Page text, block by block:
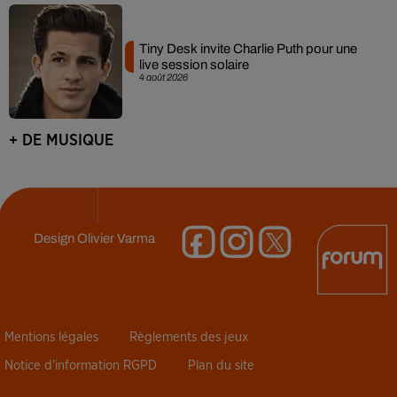
4 août 2026
Tiny Desk invite Charlie Puth pour une
live session solaire
+ DE MUSIQUE
DesignOlivier Varma
Mentions légales Règlements des jeux
Notice d’information RGPD Plan du site